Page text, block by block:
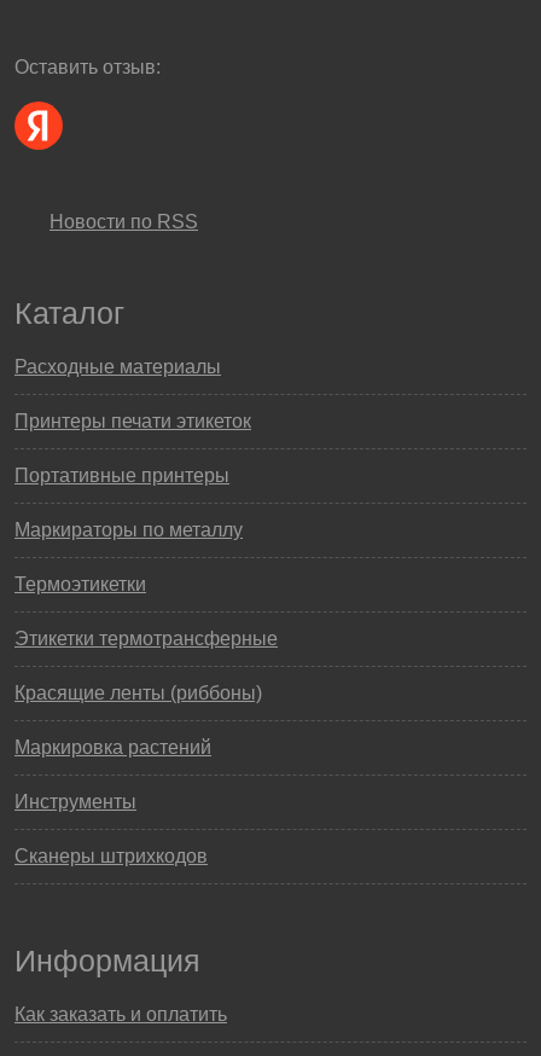
Оставить отзыв:
Новости по RSS
Каталог
Расходные материалы
Принтеры печати этикеток
Портативные принтеры
Маркираторы по металлу
Термоэтикетки
Этикетки термотрансферные
Красящие ленты (риббоны)
Маркировка растений
Инструменты
Сканеры штрихкодов
Информация
Как заказать и оплатить